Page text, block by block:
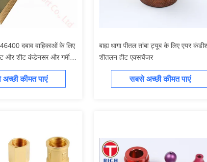
दबाव वाहिकाओं के लिए
और शीट कंडेनसर और गर्मी
कीमत पाएं
बाह्य धागा पीतल तांबा ट्यूब के लिए एयर
शीतलन हीट एक्सचेंजर
सबसे अच्छी कीमत पाएं